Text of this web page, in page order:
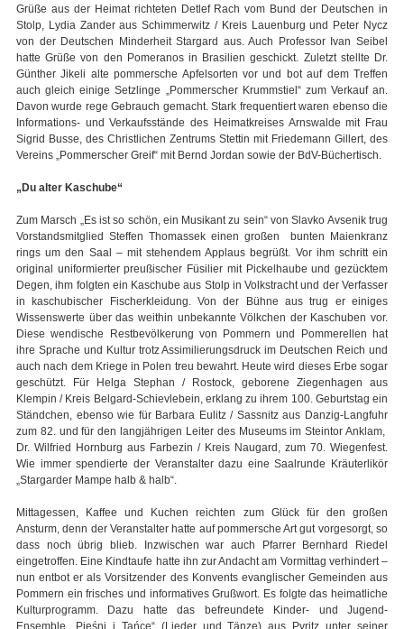
Grüße aus der Heimat richteten Detlef Rach vom Bund der Deutschen in
Stolp, Lydia Zander aus Schimmerwitz / Kreis Lauenburg und Peter Nycz
von der Deutschen Minderheit Stargard aus. Auch Professor Ivan Seibel
hatte Grüße von den Pomeranos in Brasilien geschickt. Zuletzt stellte Dr.
Günther Jikeli alte pommersche Apfelsorten vor und bot auf dem Treffen
auch gleich einige Setzlinge „Pommerscher Krummstiel“ zum Verkauf an.
Davon wurde rege Gebrauch gemacht. Stark frequentiert waren ebenso die
Informations- und Verkaufsstände des Heimatkreises Arnswalde mit Frau
Sigrid Busse, des Christlichen Zentrums Stettin mit Friedemann Gillert, des
Vereins „Pommerscher Greif“ mit Bernd Jordan sowie der BdV-Büchertisch.
„Du alter Kaschube“
Zum Marsch „Es ist so schön, ein Musikant zu sein“ von Slavko Avsenik trug
Vorstandsmitglied Steffen Thomassek einen großen bunten Maienkranz
rings um den Saal – mit stehendem Applaus begrüßt. Vor ihm schritt ein
original uniformierter preußischer Füsilier mit Pickelhaube und gezücktem
Degen, ihm folgten ein Kaschube aus Stolp in Volkstracht und der Verfasser
in kaschubischer Fischerkleidung. Von der Bühne aus trug er einiges
Wissenswerte über das weithin unbekannte Völkchen der Kaschuben vor.
Diese wendische Restbevölkerung von Pommern und Pommerellen hat
ihre Sprache und Kultur trotz Assimilierungsdruck im Deutschen Reich und
auch nach dem Kriege in Polen treu bewahrt. Heute wird dieses Erbe sogar
geschützt. Für Helga Stephan / Rostock, geborene Ziegenhagen aus
Klempin / Kreis Belgard-Schievlebein, erklang zu ihrem 100. Geburtstag ein
Ständchen, ebenso wie für Barbara Eulitz / Sassnitz aus Danzig-Langfuhr
zum 82. und für den langjährigen Leiter des Museums im Steintor Anklam,
Dr. Wilfried Hornburg aus Farbezin / Kreis Naugard, zum 70. Wiegenfest.
Wie immer spendierte der Veranstalter dazu eine Saalrunde Kräuterlikör
„Stargarder Mampe halb & halb“.
Mittagessen, Kaffee und Kuchen reichten zum Glück für den großen
Ansturm, denn der Veranstalter hatte auf pommersche Art gut vorgesorgt, so
dass noch übrig blieb. Inzwischen war auch Pfarrer Bernhard Riedel
eingetroffen. Eine Kindtaufe hatte ihn zur Andacht am Vormittag verhindert –
nun entbot er als Vorsitzender des Konvents evanglischer Gemeinden aus
Pommern ein frisches und informatives Grußwort. Es folgte das heimatliche
Kulturprogramm. Dazu hatte das befreundete Kinder- und Jugend-
Ensemble „Pieśni i Tańce“ (Lieder und Tänze) aus Pyritz unter seiner